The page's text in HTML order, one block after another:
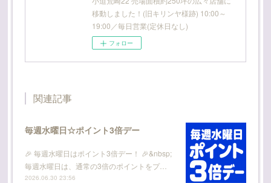
移動しました！(旧キリンヤ様跡) 10:00～
19:00／毎日営業(定休日なし)
フォロー
関連記事
毎週水曜日☆ポイント3倍デー
🎉 毎週水曜日はポイント3倍デー！ 🎉&nbsp;
毎週水曜日は、通常の3倍のポイントをプ…
2026.06.30 23:56